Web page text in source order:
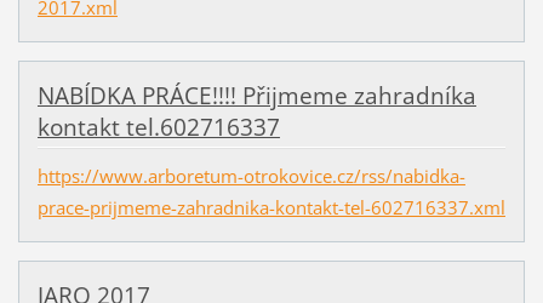
2017.xml
NABÍDKA PRÁCE!!!! Přijmeme zahradníka
kontakt tel.602716337
https://www.arboretum-otrokovice.cz/rss/nabidka-
prace-prijmeme-zahradnika-kontakt-tel-602716337.xml
JARO 2017